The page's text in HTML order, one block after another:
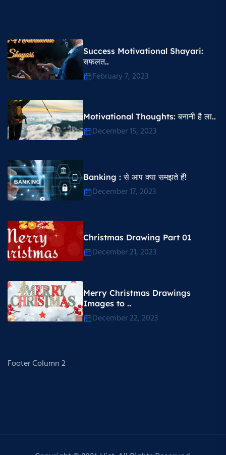
Success Motivational Shayari​:
सफलत..
February 7, 2023
Motivational Thoughts​: बनानी है ला..
December 15, 2023
Banking : से आप क्या समझते हैं!
December 17, 2023
Christmas Drawing Part 01
December 21, 2023
Merry Christmas Drawings
Images to ..
December 22, 2023
Footer Column 2